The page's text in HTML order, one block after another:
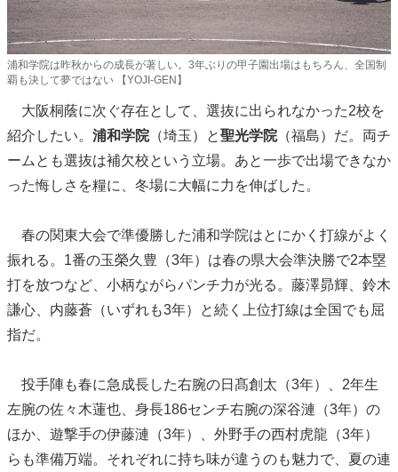
浦和学院は昨秋からの成長が著しい。3年ぶりの甲子園出場はもちろん、全国制
覇も決して夢ではない 【YOJI-GEN】
大阪桐蔭に次ぐ存在として、選抜に出られなかった2校を
紹介したい。 浦和学院（埼玉）と聖光学院（福島）だ。両チ
ームとも選抜は補欠校という立場。あと一歩で出場できなか
った悔しさを糧に、冬場に大幅に力を伸ばした。
春の関東大会で準優勝した浦和学院はとにかく打線がよく
振れる。1番の玉榮久豊（3年）は春の県大会準決勝で2本塁
打を放つなど、小柄ながらパンチ力が光る。藤澤昴輝、鈴木
謙心、内藤蒼（いずれも3年）と続く上位打線は全国でも屈
指だ。
投手陣も春に急成長した右腕の日髙創太（3年）、2年生
左腕の佐々木蓮也、身長186センチ右腕の深谷漣（3年）の
ほか、遊撃手の伊藤漣（3年）、外野手の西村虎龍（3年）
らも準備万端。それぞれに持ち味が違うのも魅力で、夏の連